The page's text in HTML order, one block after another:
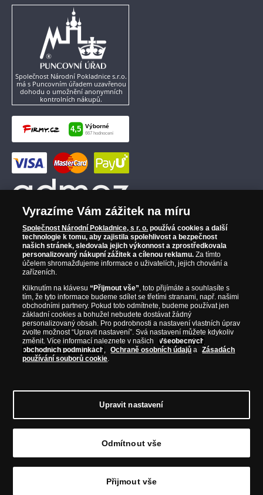
Vložit do košíku
Společnost Národní Pokladnice s.r.o.
má s Puncovním úřadem uzavřenou
dohodu o umožnění anonymních
kontrolních nákupů.
Tel.: 810 100 500E-mail: info@narodnipokladnice.cz, www.narodnipokladnice.cz;
soudem v Praze, oddíl C, vložka 146644
Upravit nastavení souborů cookie můžetekliknutím na tento
odkaz.
Vyrazíme Vám zážitek na míru
Společnost Národní Pokladnice, s r. o. používá cookies a další
technologie k tomu, aby zajistila spolehlivost a bezpečnost
našich stránek, sledovala jejich výkonnost a zprostředkovala
personalizovaný nákupní zážitek a cílenou reklamu. Za tímto
účelem shromažďujeme informace o uživatelích, jejich chování a
zařízeních.
Kliknutím na klávesu“Přijmout vše”, toto přijímáte a souhlasíte s
tím, že tyto informace budeme sdílet se třetími stranami, např. našimi
obchodními partnery. Pokud toto odmítnete, budeme používat jen
základní cookies a bohužel nebudete dostávat žádný
personalizovaný obsah. Pro podrobnosti a nastavení vlastních úprav
zvolte možnost “Upravit nastavení”. Svá nastavení můžete kdykoliv
změnit. Více informací naleznete v našich
Všeobecných
obchodních podmínkách , Ochraně osobních údajů a
Zásadách
používání souborů cookie.
Upravit nastavení
Odmítnout vše
Přijmout vše